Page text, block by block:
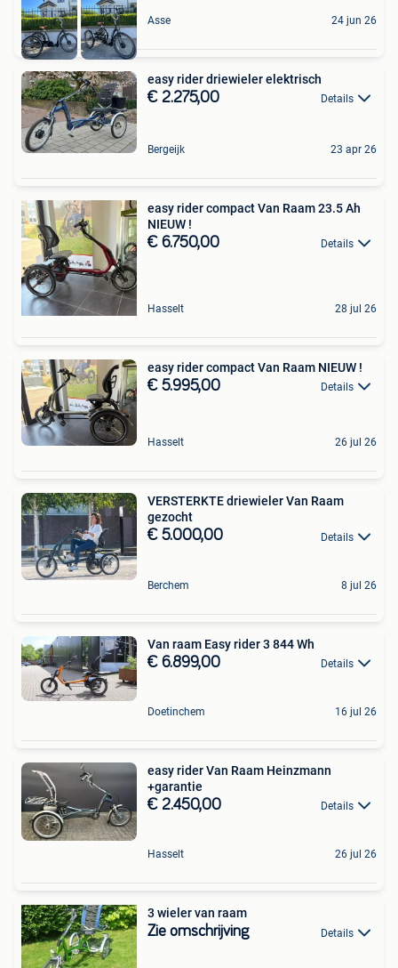
Asse 24 jun 26
easy rider driewieler elektrisch
€ 2.275,00 Details
Bergeijk 23 apr 26
easy rider compact Van Raam 23.5 Ah
NIEUW !
€ 6.750,00 Details
Hasselt 28 jul 26
easy rider compact Van Raam NIEUW !
€ 5.995,00 Details
Hasselt 26 jul 26
VERSTERKTE driewieler Van Raam
gezocht
€ 5.000,00 Details
Berchem 8 jul 26
Van raam Easy rider 3 844 Wh
€ 6.899,00 Details
Doetinchem 16 jul 26
easy rider Van Raam Heinzmann
+garantie
€ 2.450,00 Details
Hasselt 26 jul 26
3 wieler van raam
Zie omschrijving Details